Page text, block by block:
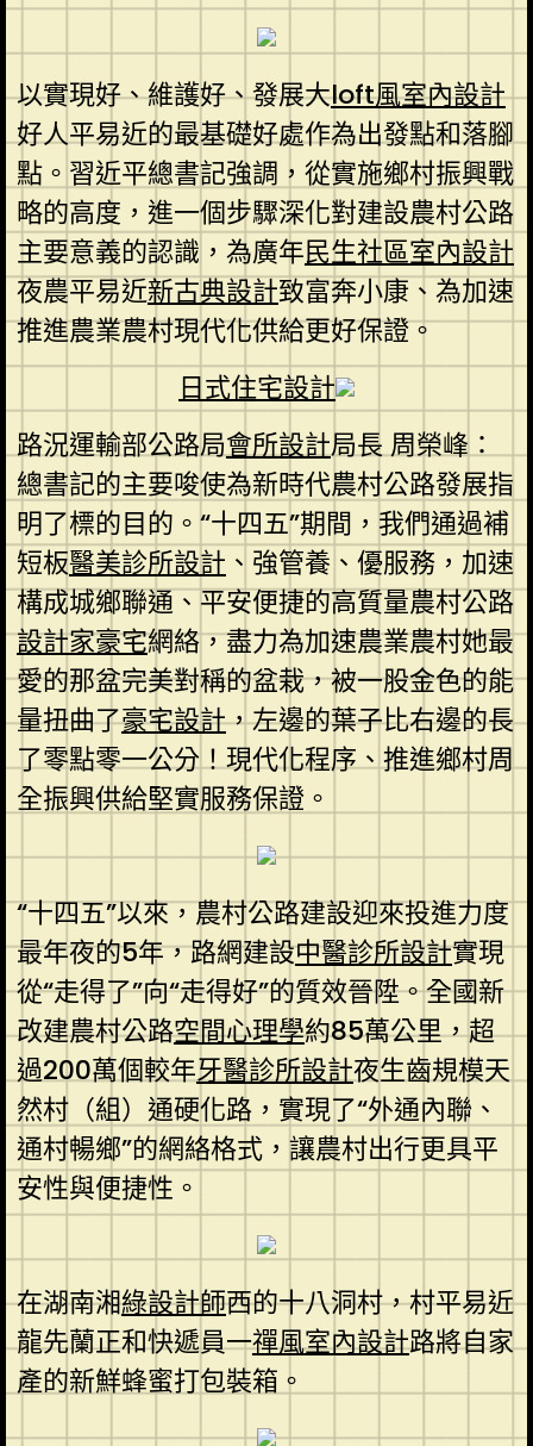
以實現好、維護好、發展大loft風室內設計
好人平易近的最基礎好處作為出發點和落腳
點。習近平總書記強調，從實施鄉村振興戰
略的高度，進一個步驟深化對建設農村公路
主要意義的認識，為廣年民生社區室內設計
夜農平易近新古典設計致富奔小康、為加速
推進農業農村現代化供給更好保證。
日式住宅設計
路況運輸部公路局會所設計局長 周榮峰：
總書記的主要唆使為新時代農村公路發展指
明了標的目的。“十四五”期間，我們通過補
短板醫美診所設計 、強管養、優服務，加速
構成城鄉聯通、平安便捷的高質量農村公路
設計家豪宅網絡，盡力為加速農業農村她最
愛的那盆完美對稱的盆栽，被一股金色的能
量扭曲了豪宅設計，左邊的葉子比右邊的長
了零點零一公分！現代化程序、推進鄉村周
全振興供給堅實服務保證。
“十四五”以來，農村公路建設迎來投進力度
最年夜的5年，路網建設中醫診所設計實現
從“走得了”向“走得好”的質效晉陞。全國新
改建農村公路空間心理學約85萬公里，超
過200萬個較年牙醫診所設計夜生齒規模天
然村（組）通硬化路，實現了“外通內聯、
通村暢鄉”的網絡格式，讓農村出行更具平
安性與便捷性。
在湖南湘綠設計師西的十八洞村，村平易近
龍先蘭正和快遞員一禪風室內設計路將自家
產的新鮮蜂蜜打包裝箱。